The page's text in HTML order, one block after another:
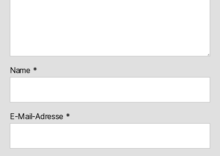
Name *
E-Mail-Adresse *